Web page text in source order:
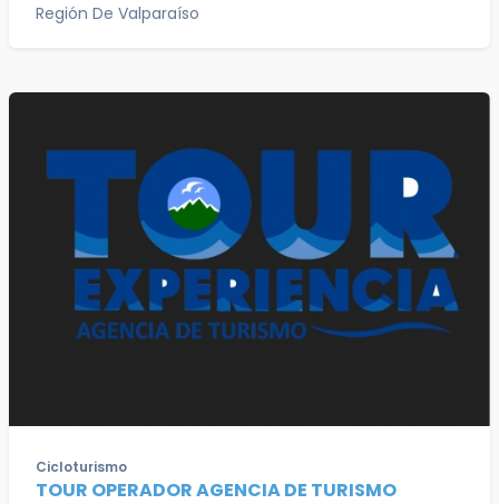
Región De Valparaíso
Cicloturismo
TOUR OPERADOR AGENCIA DE TURISMO